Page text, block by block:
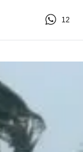
12